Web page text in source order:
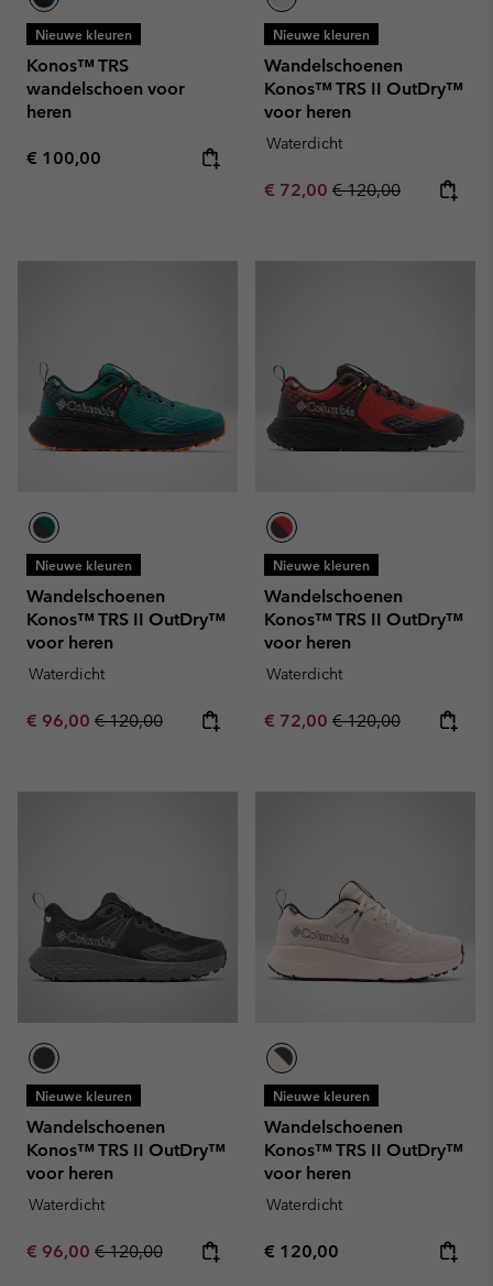
Nieuwe kleuren
Konos™ TRS
wandelschoen voor
heren
Regular price:
€ 100,00
Nieuwe kleuren
Wandelschoenen
Konos™ TRS II OutDry™
voor heren
Waterdicht
Sale price:
€ 72,00 Regular price:
€ 120,00
Nieuwe kleuren
Wandelschoenen
Konos™ TRS II OutDry™
voor heren
Waterdicht
Sale price:
€ 96,00 Regular price:
€ 120,00
Nieuwe kleuren
Wandelschoenen
Konos™ TRS II OutDry™
voor heren
Waterdicht
Sale price:
€ 72,00 Regular price:
€ 120,00
Nieuwe kleuren
Wandelschoenen
Konos™ TRS II OutDry™
voor heren
Waterdicht
Sale price:
€ 96,00 Regular price:
€ 120,00
Nieuwe kleuren
Wandelschoenen
Konos™ TRS II OutDry™
voor heren
Waterdicht
Regular price:
€ 120,00